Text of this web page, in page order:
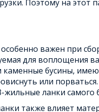
Поэтому на этот
важен при
для воплощения
каменные бусины,
или
жильные ланки
также влияет